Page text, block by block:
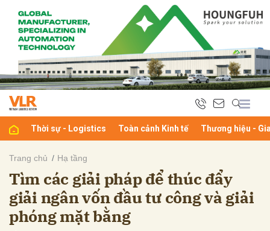
Thời sự - Logistics Toàn cảnh Kinh tế Thương hiệu -
Trang chủ Hạ tầng
Tìm các giải pháp để thúc đẩy
giải ngân vốn đầu tư công và giải
phóng mặt bằng
luận
Hủy